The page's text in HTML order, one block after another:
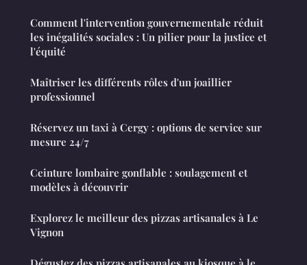
Comment l'intervention gouvernementale réduit
les inégalités sociales : Un pilier pour la justice et
l'équité
Maîtriser les différents rôles d'un joaillier
professionnel
Réservez un taxi à Cergy : options de service sur
mesure 24/7
Ceinture lombaire gonflable : soulagement et
modèles à découvrir
Explorez le meilleur des pizzas artisanales à Le
Vignon